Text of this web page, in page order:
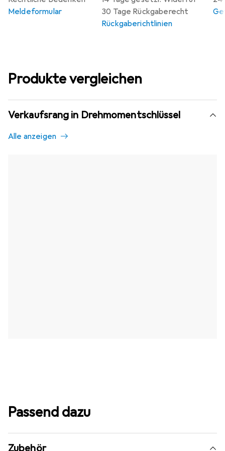
30 Tage Rückgaberecht
Rückgaberichtlinien
Meldeformular
Produkte vergleichen
Verkaufsrang in Drehmomentschlüssel
Alle anzeigen
Passend dazu
Zubehör